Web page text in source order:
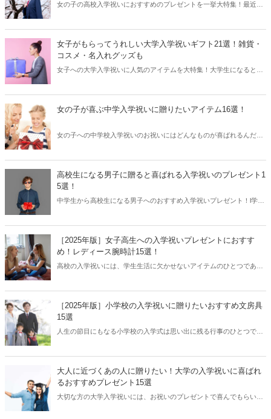
女の子の高校入学祝いにおすすめのプレゼントを一挙大特集！最近の
から女の子に人気のファッションやコスメアイテムなどを集めまし
た。人気の高まっている名入れギフトやギフト券などもあるので、プ
レゼント選びの参考にしてみてくださいね。
女子がもらってうれしい大学入学祝いギフト21選！雑貨・
コスメ・名入れグッズも
女子への大学入学祝いに人気のアイテムを大特集！大学生になるとそ
ゼントをご紹介します。女子に人気のコスメグッズや雑貨、名入れギ
フトもありますよ！
女の子が喜ぶ中学入学祝いに贈りたいアイテム16選！
女の子への中学校入学祝いのお祝いにはどんなものが喜ばれるんだろ
んな難しい時期の女の子へのプレゼントにぴったりなアイテムをご紹
介します。
高校生になる男子に贈ると喜ばれる入学祝いのプレゼント1
5選！
中学生から高校生になる男子へのおすすめ入学祝いプレゼント！l学生
彩りを添えられるアイテムを集めてみましたので、お祝いの気持ちと
ともに素敵なプレゼントを贈りましょう。
［2025年版］女子高生への入学祝いプレゼントにおすす
め！レディース腕時計15選！
高校の入学祝いには、学生生活に欠かせないアイテムのひとつである
ティなデザインやエレガントに決まる商品まで幅広く網羅しました。
定番カラーであるホワイトやシルバー、またピンクゴールドなど人気
生への入学祝いにおすすめのレディース腕時計を15選厳選しました。
［2025年版］小学校の入学祝いに贈りたいおすすめ文房具
15選
人生の節目にもなる小学校の入学式は思い出に残る行事のひとつで
戚、友人の子供の成長を願って特別なものを贈って一緒にお祝いした
いですよね。入学祝いのプレゼントはいろいろなものがありますが、
今回は文房具の中からおすすめを15個を選んでみました。［2025年
版］小学校の入学祝いに贈りたいおすすめの文房具をご紹介するの
大人に近づくあの人に贈りたい！大学の入学祝いに喜ばれ
るおすすめプレゼント15選
大切な方の大学入学祝いには、お祝いのプレゼントで喜んでもらいた